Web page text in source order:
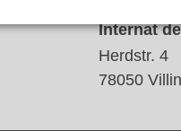
Internat
Herdstr. 4
78050